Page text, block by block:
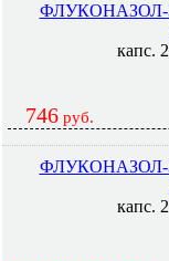
ФЛУКОНАЗОЛ-
капс.
746 руб.
ФЛУКОНАЗОЛ-
капс.